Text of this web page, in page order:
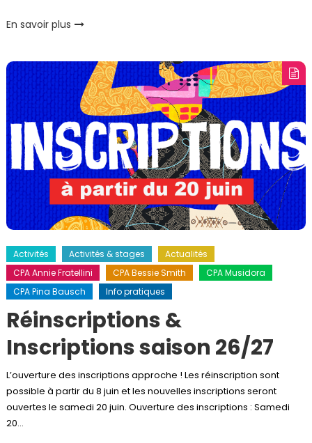
En savoir plus
Activités Activités & stages
Actualités
CPA Annie Fratellini
CPA Bessie Smith
CPA Musidora
CPA Pina Bausch
Info pratiques
Réinscriptions &
Inscriptions saison 26/27
L’ouverture des inscriptions approche ! Les réinscription sont
possible à partir du 8 juin et les nouvelles inscriptions seront
ouvertes le samedi 20 juin. Ouverture des inscriptions : Samedi
20…